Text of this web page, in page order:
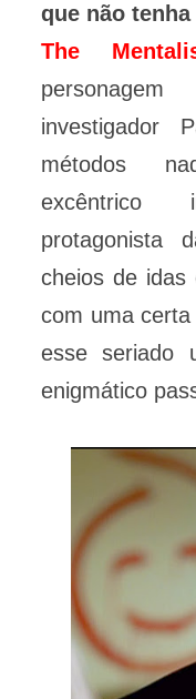
que não
The
investigador
métodos
excêntrico
protagonista
cheios de idas
com uma
esse seriado
enigmático